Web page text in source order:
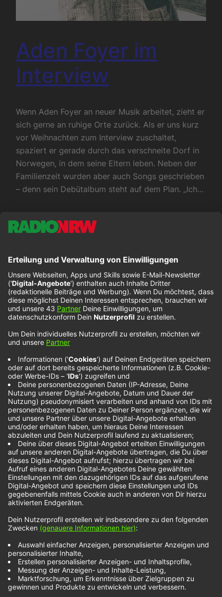
Aden Foyer im
Interview
Wenn Aden Foyer an neuer Musik arbeitet, zieht er
sich gerne an ruhige Orte zurück. Als er uns kurz
vor Weihnachten zum Interview zuschaltet,
spaziert er gerade durch das verschneite Dorf in
Norwegen, in dem seine Eltern leben. Neben der
Familienzeit wurden aber auch Songs geschrieben
– denn sein Debütalbum steht auf dem Plan. „Ich…
boygenius im
Interview
sind in der Indie-Szene gestandene
haben sie in diesem Jahr ihren ersten Longplayer
veröffentlicht und sind zusammen auf Tour.
Unabhängig von der Musik verbindet sie eine enge
Freundschaft. Wir haben sie vor ihrem Auftritt in